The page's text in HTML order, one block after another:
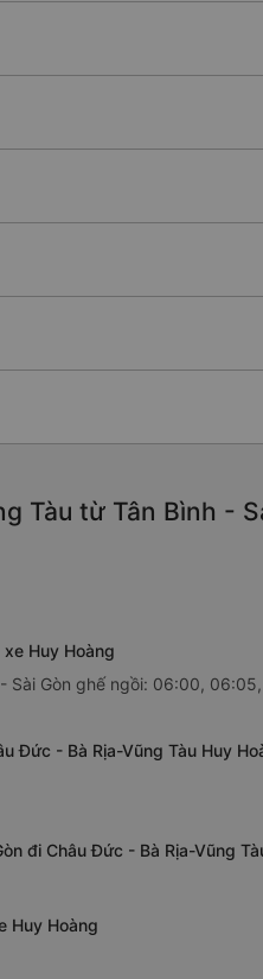
Tàu từ Tân Bình -
Huy Hoàng
Sài Gòn ghế ngồi: 06:00,
Đức - Bà Rịa-Vũng Tàu Huy
đi Châu Đức - Bà Rịa-Vũng
Huy Hoàng